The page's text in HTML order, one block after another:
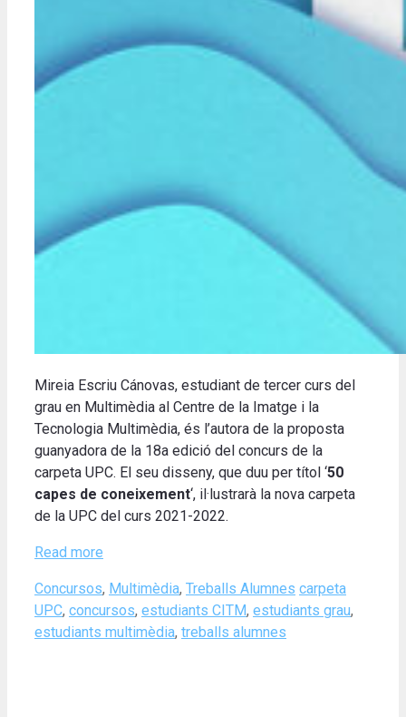
Mireia Escriu Cánovas, estudiant de tercer curs del
grau en Multimèdia al Centre de la Imatge i la
Tecnologia Multimèdia, és l’autora de la proposta
guanyadora de la 18a edició del concurs de la
carpeta UPC. El seu disseny, que duu per títol ‘50
capes de coneixement‘, il·lustrarà la nova carpeta
de la UPC del curs 2021-2022.
Read more
Categories
Concursos, Multimèdia, Treballs Alumnes Tags
carpeta
UPC, concursos, estudiants CITM, estudiants grau,
estudiants multimèdia, treballs alumnes